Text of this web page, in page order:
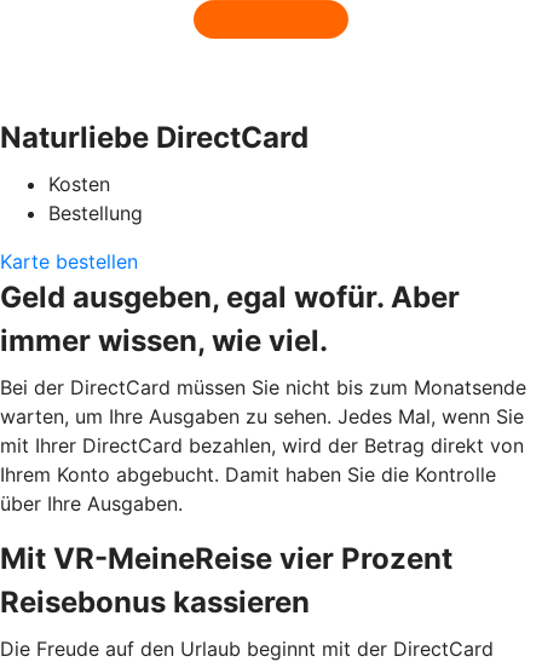
Naturliebe DirectCard
Kosten
Bestellung
Karte bestellen
Geld ausgeben, egal wofür. Aber
immer wissen, wie viel.
Bei der DirectCard müssen Sie nicht bis zum Monatsende
warten, um Ihre Ausgaben zu sehen. Jedes Mal, wenn Sie
mit Ihrer DirectCard bezahlen, wird der Betrag direkt von
Ihrem Konto abgebucht. Damit haben Sie die Kontrolle
über Ihre Ausgaben.
Mit VR-MeineReise vier Prozent
Reisebonus kassieren
Die Freude auf den Urlaub beginnt mit der DirectCard